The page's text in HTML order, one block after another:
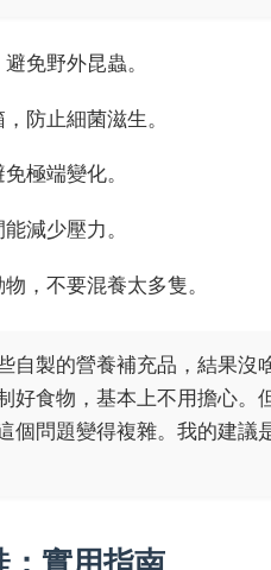
免野外昆蟲。
防止細菌滋生。
極端變化。
減少壓力。
，不要混養太多隻。
自製的營養補充品，結果沒
好食物，基本上不用擔心。
個問題變得複雜。我的建
：實用指南